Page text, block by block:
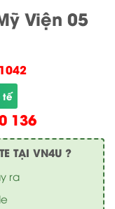
Viện 05
tế
136
TẠI VN4U ?
ra